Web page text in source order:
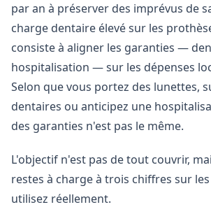
par an à préserver des imprévus de
charge dentaire élevé sur les
consiste à aligner les garanties —
hospitalisation — sur les dépenses
Selon que vous portez des lunettes,
dentaires ou anticipez une
des garanties n'est pas le même.
L'objectif n'est pas de tout couvrir,
restes à charge à trois chiffres sur
utilisez réellement.